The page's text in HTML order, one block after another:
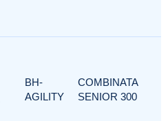
BH-
AGILITY
COMBINATA
SENIOR 300